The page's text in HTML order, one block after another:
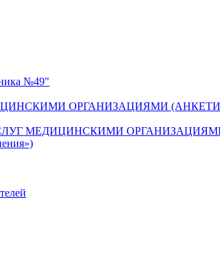
№49"
ОРГАНИЗАЦИЯМИ
МЕДИЦИНСКИМИ